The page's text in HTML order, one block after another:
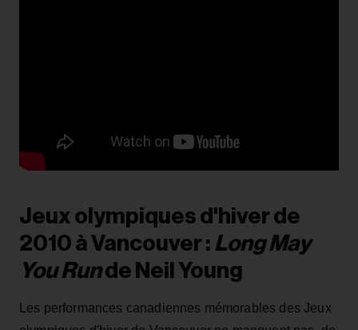
Jeux olympiques d'hiver de
2010 à Vancouver : Long May
You Runde Neil Young
Les performances canadiennes mémorables des Jeux